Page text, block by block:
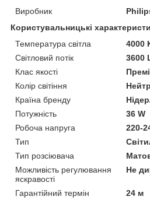
Виробник
Користувальницькі
Температура світла
4000
Світловий потік
3600
Клас якості
Колір світіння
Країна бренду
Потужність
36 W
Робоча напруга
220-
Тип
Тип розсіювача
Можливість регулювання
яскравості
Не
Гарантійний термін
24 м